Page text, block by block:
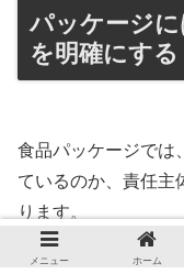
パッケージ
を明確にする
食品パッケージでは
ているのか、責任主
ります。
メニュー ホーム